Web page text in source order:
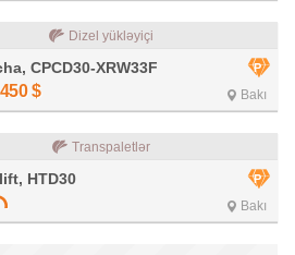
Dizel yükləyiçi
CPCD30-XRW33F
$ Bakı
Transpaletlər
HTD30
Bakı